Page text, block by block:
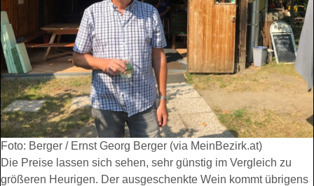
Foto: Berger / Ernst Georg Berger (via MeinBezirk.at)
Die Preise lassen sich sehen, sehr günstig im Vergleich zu
größeren Heurigen. Der ausgeschenkte Wein kommt übrigens